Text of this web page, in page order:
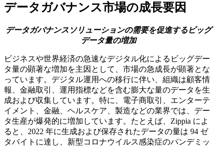
データガバナンス市場の成長要因
データガバナンスソリューションの需要を促進するビッグ
データ量の増加
ビジネスや世界経済の急速なデジタル化によるビッグデー
タ量の顕著な増加を主因として、市場の急成長が顕著とな
っています。デジタル運用への移行に伴い、組織は顧客情
報、金融取引、運用指標などを含む膨大な量のデータを生
成および収集しています。特に、電子商取引、エンターテ
イメント、金融、ヘルスケア、製造などの業界では、デー
タ生産が爆発的に増加しています。たとえば、Zippia によ
ると、2022 年に生成および保存されたデータの量は 94 ゼ
タバイトに達し、新型コロナウイルス感染症のパンデミッ